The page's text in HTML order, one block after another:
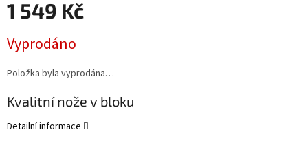
1 549 Kč
cena:
Vyprodáno
Položka byla vyprodána…
Kvalitní nože v bloku
Detailní informace